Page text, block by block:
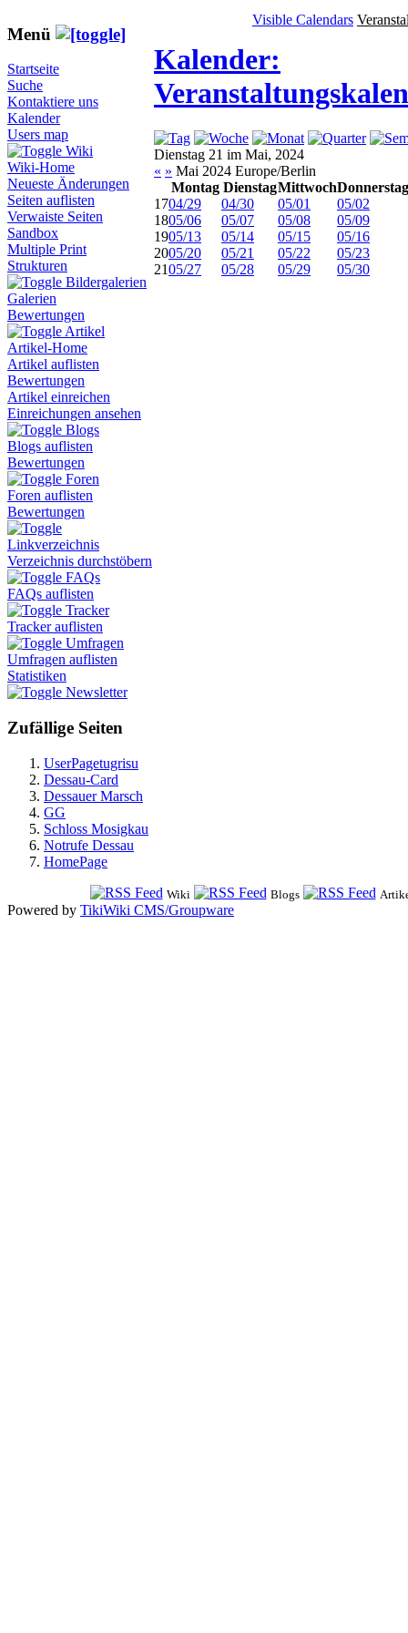
Menü
Startseite
Suche
Kontaktiere uns
Kalender
Users map
Wiki
Wiki-Home
Neueste Änderungen
Seiten auflisten
Verwaiste Seiten
Sandbox
Multiple Print
Strukturen
Bildergalerien
Galerien
Bewertungen
Artikel
Artikel-Home
Artikel auflisten
Bewertungen
Artikel einreichen
Einreichungen ansehen
Blogs
Blogs auflisten
Bewertungen
Foren
Foren auflisten
Bewertungen
Linkverzeichnis
Verzeichnis durchstöbern
FAQs
FAQs auflisten
Tracker
Tracker auflisten
Umfragen
Umfragen auflisten
Statistiken
Newsletter
Zufällige Seiten
UserPagetugrisu
Dessau-Card
Dessauer Marsch
GG
Schloss Mosigkau
Notrufe Dessau
HomePage
Visible Calendars
Kalender:
Dienstag 21 im Mai, 2024
« » Mai 2024 Europe/Berlin
Montag DienstagMittwochDonnerstag
1704/29 04/30 05/01
05/02
1805/06 05/07 05/08
05/09
1905/13 05/14 05/15
05/16
2005/20 05/21 05/22
05/23
2105/27 05/28 05/29 05/30
Wiki Blogs
Powered by TikiWiki CMS/Groupware